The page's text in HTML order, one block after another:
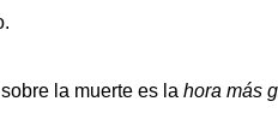
la muerte es la hora más